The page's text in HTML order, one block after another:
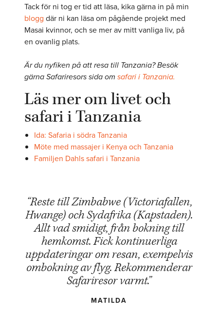
Tack för ni tog er tid att läsa, kika gärna in på min
blogg där ni kan läsa om pågående projekt med
Masai kvinnor, och se mer av mitt vanliga liv, på
en ovanlig plats.
Är du nyfiken på att resa till Tanzania? Besök
gärna Safariresors sida om safari i Tanzania.
Läs mer om livet och
safari i Tanzania
Ida: Safaria i södra Tanzania
Möte med massajer i Kenya och Tanzania
Familjen Dahls safari i Tanzania
“Reste till Zimbabwe (Victoriafallen,
Hwange) och Sydafrika (Kapstaden).
Allt vad smidigt, från bokning till
hemkomst. Fick kontinuerliga
uppdateringar om resan, exempelvis
ombokning av flyg. Rekommenderar
Safariresor varmt.”
MATILDA